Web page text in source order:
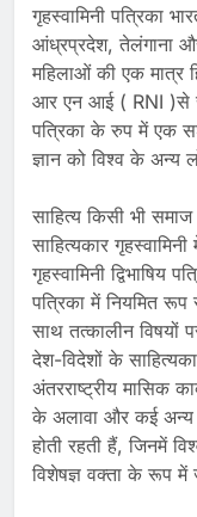
गृहस्वामिनी पत्रिका
आंध्रप्रदेश, तेलंगाना और
महिलाओं की एक मात्र
आर एन आई ( RNI )से
पत्रिका के रुप में एक
ज्ञान को विश्व के अन्य
साहित्य किसी भी
साहित्यकार
गृहस्वामिनी द्विभाषिय
पत्रिका में नियमित
साथ तत्कालीन विषयों
देश-विदेशों के
अंतरराष्ट्रीय मासिक
के अलावा और कई अन्य
होती रहती हैं, जिनमें
विशेषज्ञ वक्ता के रूप